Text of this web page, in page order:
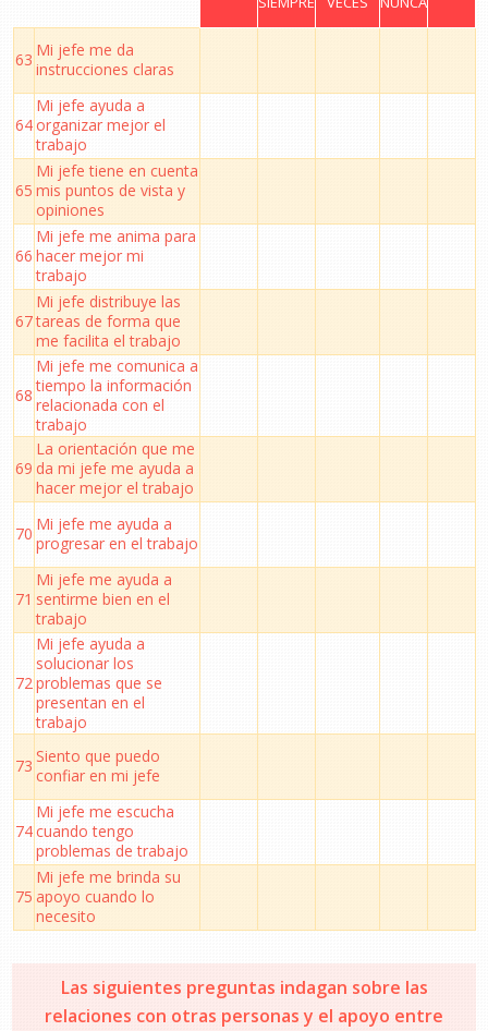
63 Mi jefe me da
instrucciones claras
64
Mi jefe ayuda a
organizar mejor el
trabajo
65
Mi jefe tiene en cuenta
mis puntos de vista y
opiniones
66
Mi jefe me anima para
hacer mejor mi
trabajo
67
Mi jefe distribuye las
tareas de forma que
me facilita el trabajo
68
Mi jefe me comunica a
tiempo la información
relacionada con el
trabajo
69
La orientación que me
da mi jefe me ayuda a
hacer mejor el trabajo
70 Mi jefe me ayuda a
progresar en el trabajo
71
Mi jefe me ayuda a
sentirme bien en el
trabajo
72
Mi jefe ayuda a
solucionar los
problemas que se
presentan en el
trabajo
73 Siento que puedo
confiar en mi jefe
74
Mi jefe me escucha
cuando tengo
problemas de trabajo
75
Mi jefe me brinda su
apoyo cuando lo
necesito
Las siguientes preguntas indagan sobre las
relaciones con otras personas y el apoyo entre